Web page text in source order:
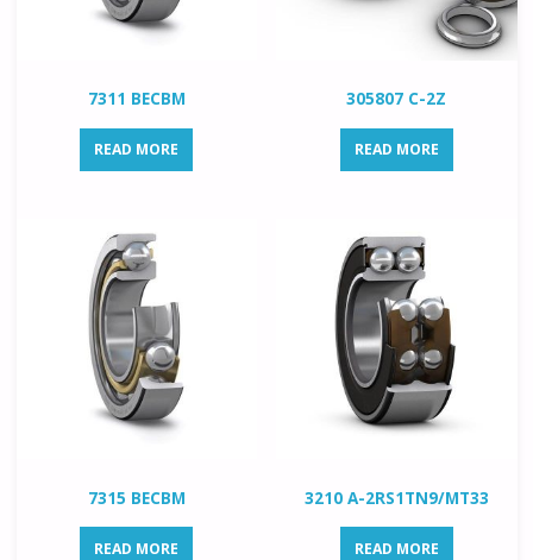
7311 BECBM
READ MORE
305807 C-2Z
READ MORE
7315 BECBM
READ MORE
3210 A-2RS1TN9/MT33
READ MORE